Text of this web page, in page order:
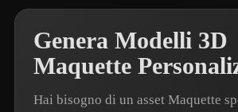
Genera Modelli 3D
Maquette
Hai bisogno di un asset Maquette